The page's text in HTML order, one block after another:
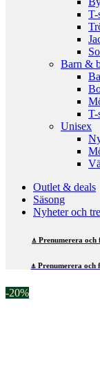
T-
Barn &
T-
Unisex
Outlet & deals
Säsong
Nyheter och
⍋ Prenumerera
⍋ Prenumerera
-20%